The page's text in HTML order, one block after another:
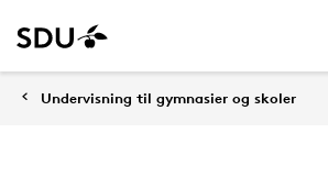
Undervisning til gymnasier og skoler